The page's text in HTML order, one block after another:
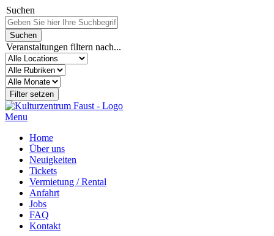
Suchen
Veranstaltungen filtern nach...
Menu
Home
Über uns
Neuigkeiten
Tickets
Vermietung / Rental
Anfahrt
Jobs
FAQ
Kontakt